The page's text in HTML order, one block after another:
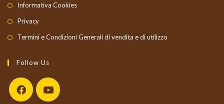
Informativa Cookies
Privacy
Termini e Condizioni Generali di vendita e di utilizzo
Follow Us